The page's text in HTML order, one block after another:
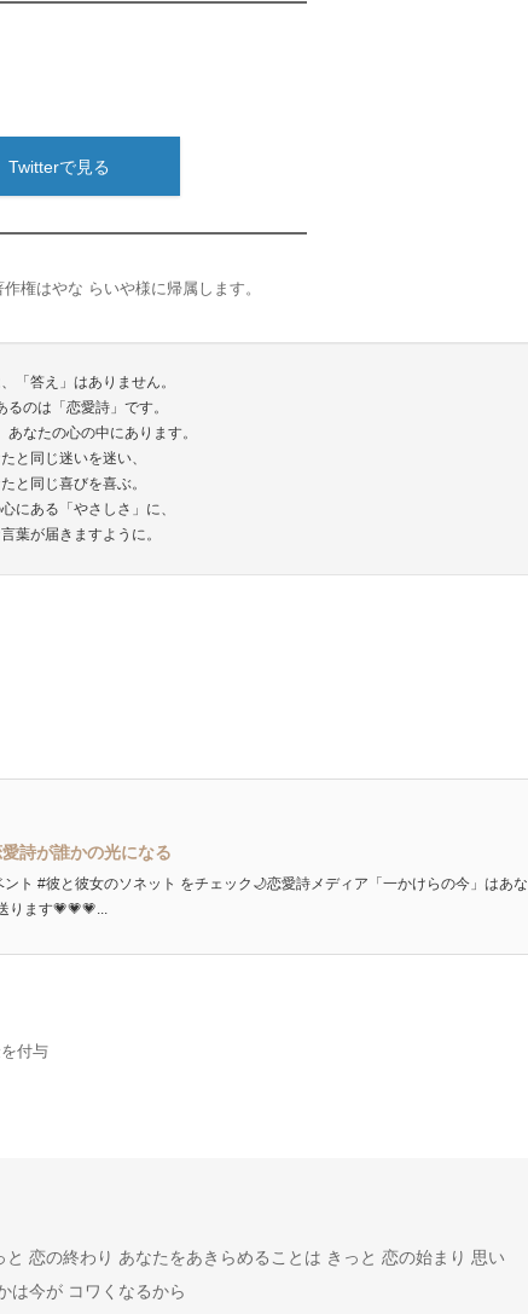
Twitterで見る
権はやな らいや様に帰属します。
「答え」はありません。
るのは「恋愛詩」です。
あなたの心の中にあります。
と同じ迷いを迷い、
と同じ喜びを喜ぶ。
にある「やさしさ」に、
葉が届きますように。
詩が誰かの光になる
ト #彼と彼女のソネット をチェック🌙恋愛詩メディア「一かけらの今」はあな
ます💗💗💗...
付与
と 恋の終わり あなたをあきらめることは きっと 恋の始まり 思い
は今が コワくなるから